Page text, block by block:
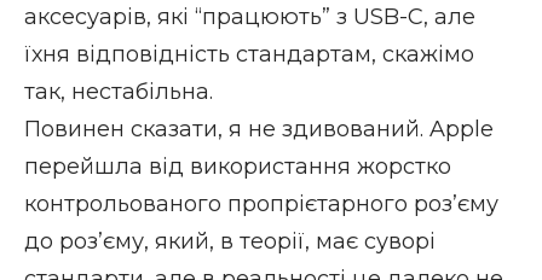
аксесуарів, які “працюють” з USB-C, але
їхня відповідність стандартам, скажімо
так, нестабільна.
Повинен сказати, я не здивований. Apple
перейшла від використання жорстко
контрольованого пропрієтарного роз’єму
до роз’єму, який, в теорії, має суворі